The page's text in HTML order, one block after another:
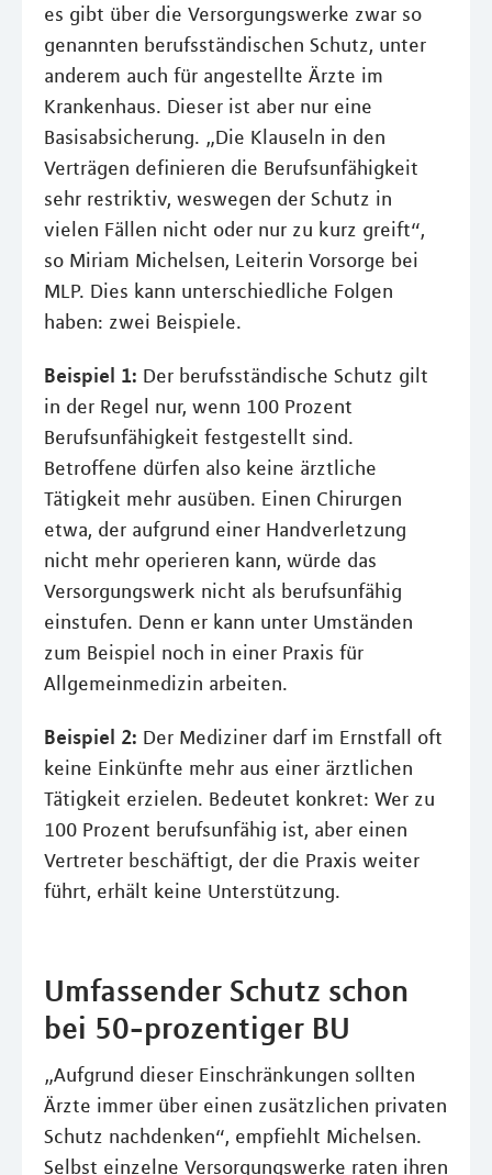
es gibt über die Versorgungswerke zwar so
genannten berufsständischen Schutz, unter
anderem auch für angestellte Ärzte im
Krankenhaus. Dieser ist aber nur eine
Basisabsicherung. „Die Klauseln in den
Verträgen definieren die Berufsunfähigkeit
sehr restriktiv, weswegen der Schutz in
vielen Fällen nicht oder nur zu kurz greift“,
so Miriam Michelsen, Leiterin Vorsorge bei
MLP. Dies kann unterschiedliche Folgen
haben: zwei Beispiele.
Beispiel 1: Der berufsständische Schutz gilt
in der Regel nur, wenn 100 Prozent
Berufsunfähigkeit festgestellt sind.
Betroffene dürfen also keine ärztliche
Tätigkeit mehr ausüben. Einen Chirurgen
etwa, der aufgrund einer Handverletzung
nicht mehr operieren kann, würde das
Versorgungswerk nicht als berufsunfähig
einstufen. Denn er kann unter Umständen
zum Beispiel noch in einer Praxis für
Allgemeinmedizin arbeiten.
Beispiel 2: Der Mediziner darf im Ernstfall oft
keine Einkünfte mehr aus einer ärztlichen
Tätigkeit erzielen. Bedeutet konkret: Wer zu
100 Prozent berufsunfähig ist, aber einen
Vertreter beschäftigt, der die Praxis weiter
führt, erhält keine Unterstützung.
Umfassender Schutz schon
bei 50-prozentiger BU
„Aufgrund dieser Einschränkungen sollten
Ärzte immer über einen zusätzlichen privaten
Schutz nachdenken“, empfiehlt Michelsen.
Selbst einzelne Versorgungswerke raten ihren